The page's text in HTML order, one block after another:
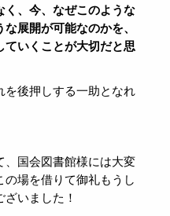
く、今、なぜこのような
展開が可能なのかを、
ていくことが大切だと思
を後押しする一助となれ
、国会図書館様には大変
場を借りて御礼もうし
いました！